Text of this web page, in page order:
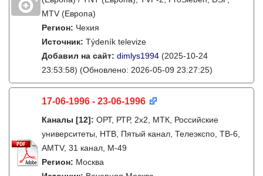
MTV (Европа)
Регион: Чехия
Источник: Týdeník televize
Добавил на сайт: dimlys1994 (2025-10-24
23:53:58) (Обновлено: 2026-05-09 23:27:25)
17-06-1996 - 23-06-1996
Каналы [12]: ОРТ, РТР, 2х2, МТК, Российские
университеты, НТВ, Пятый канал, Телеэкспо, ТВ-6,
AMTV, 31 канал, М-49
Регион: Москва